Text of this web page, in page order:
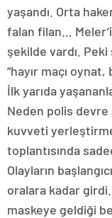
yaşandı. Orta
falan filan…
şekilde vardı.
“hayır maçı
İlk yarıda
Neden polis
kuvveti
toplantısında
Olayların
oralara kadar
maskeye geldiği